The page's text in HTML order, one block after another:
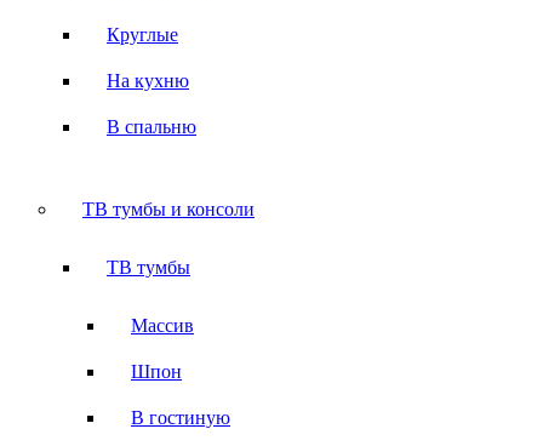
Круглые
На кухню
В спальню
ТВ тумбы и консоли
ТВ тумбы
Массив
Шпон
В гостиную